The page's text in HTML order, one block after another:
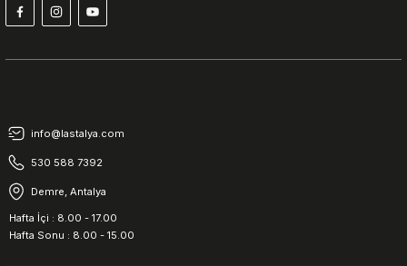
info@lastalya.com
530 588 7392
Demre, Antalya
Hafta İçi : 8.00 - 17.00
Hafta Sonu : 8.00 - 15.00